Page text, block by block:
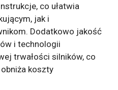
co ułatwia
jak i
Dodatkowo jakość
i technologii
trwałości silników, co
koszty